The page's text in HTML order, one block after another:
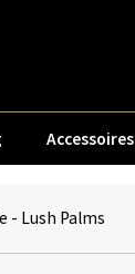
Accessoires
- Lush Palms